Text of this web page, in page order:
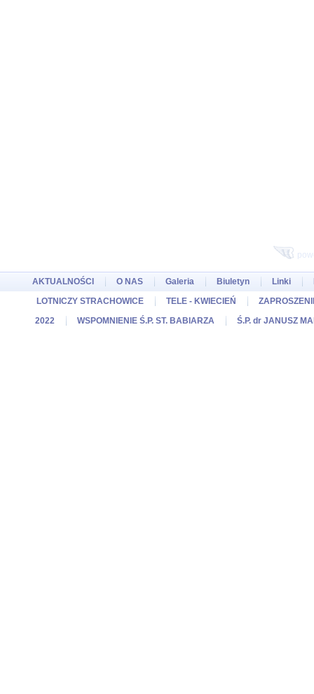
AKTUALNOŚCI O NAS Galeria Biuletyn Linki
LOTNICZY STRACHOWICE
TELE - KWIECIEŃ
2022
WSPOMNIENIE Ś.P. ST. BABIARZA Ś.P. dr JANUSZ